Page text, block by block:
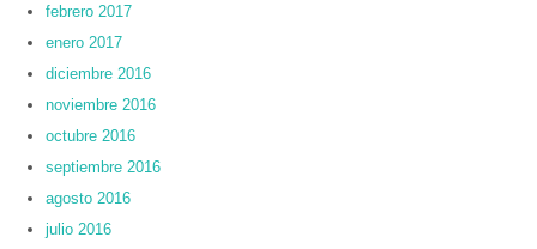
febrero 2017
enero 2017
diciembre 2016
noviembre 2016
octubre 2016
septiembre 2016
agosto 2016
julio 2016